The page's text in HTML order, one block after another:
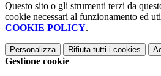
Questo sito o gli strumenti terzi da
cookie necessari al funzionamento ed
COOKIE POLICY.
Personalizza Rifiuta tutti i cookies
Gestione cookie